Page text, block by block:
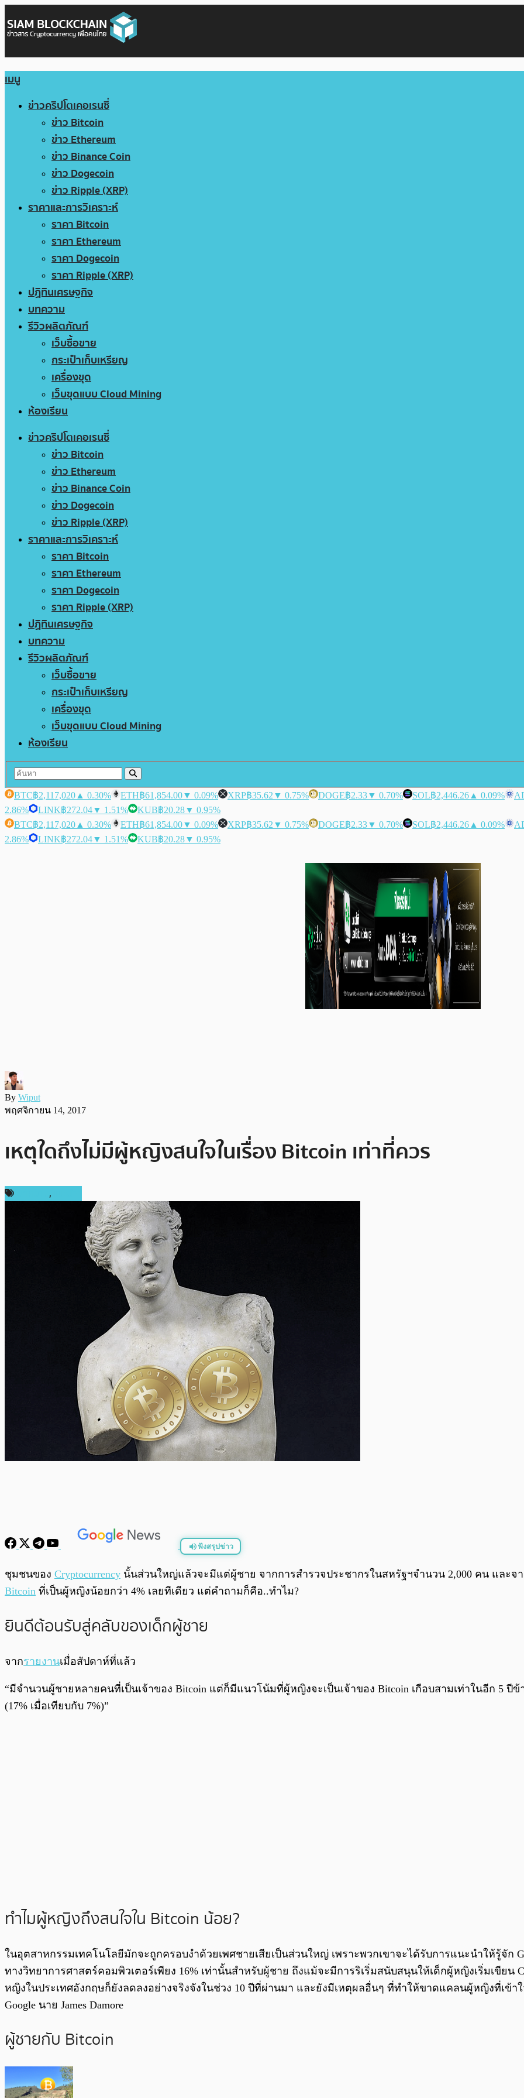
เมนู
ข่าวคริปโตเคอเรนซี่
ข่าว Bitcoin
ข่าว Ethereum
ข่าว Binance Coin
ข่าว Dogecoin
ข่าว Ripple (XRP)
ราคาและการวิเคราะห์
ราคา Bitcoin
ราคา Ethereum
ราคา Dogecoin
ราคา Ripple (XRP)
ปฏิทินเศรษฐกิจ
บทความ
รีวิวผลิตภัณฑ์
เว็บซื้อขาย
กระเป๋าเก็บเหรียญ
เครื่องขุด
เว็บขุดแบบ Cloud Mining
ห้องเรียน
ข่าวคริปโตเคอเรนซี่
ข่าว Bitcoin
ข่าว Ethereum
ข่าว Binance Coin
ข่าว Dogecoin
ข่าว Ripple (XRP)
ราคาและการวิเคราะห์
ราคา Bitcoin
ราคา Ethereum
ราคา Dogecoin
ราคา Ripple (XRP)
ปฏิทินเศรษฐกิจ
บทความ
รีวิวผลิตภัณฑ์
เว็บซื้อขาย
กระเป๋าเก็บเหรียญ
เครื่องขุด
เว็บขุดแบบ Cloud Mining
ห้องเรียน
BTC฿2,117,020 ▲ 0.30% ETH฿61,854.00▼ 0.09% XRP฿35.62 ▼ 0.75% DOGE฿2.33▼ 0.70% SOL฿2,446.26 ▲ 0.09%
2.86%
LINK฿272.04▼ 1.51% KUB฿20.28▼ 0.95%
BTC฿2,117,020 ▲ 0.30% ETH฿61,854.00▼ 0.09% XRP฿35.62 ▼ 0.75% DOGE฿2.33▼ 0.70% SOL฿2,446.26 ▲ 0.09%
2.86%
LINK฿272.04▼ 1.51% KUB฿20.28▼ 0.95%
By Wiput
พฤศจิกายน 14, 2017
เหตุใดถึงไม่มีผู้หญิงสนใจในเรื่อง Bitcoin เท่าที่ควร
,
ฟังสรุปข่าว
พร้อมเล่น
ชุมชนของ Cryptocurrency นั้นส่วนใหญ่แล้วจะมีแต่ผู้ชาย จากการสำรวจประชากรในสหรัฐฯจำนวน 2,000 คน และจ
Bitcoin ที่เป็นผู้หญิงน้อยกว่า 4% เลยทีเดียว แต่คำถามก็คือ..ทำไม?
ยินดีต้อนรับสู่คลับของเด็กผู้ชาย
จากรายงานเมื่อสัปดาห์ที่แล้ว
“มีจำนวนผู้ชายหลายคนที่เป็นเจ้าของ Bitcoin แต่ก็มีแนวโน้มที่ผู้หญิงจะเป็นเจ้าของ Bitcoin เกือบสามเท่าในอีก 5 ปี
(17% เมื่อเทียบกับ 7%)”
ทำไมผู้หญิงถึงสนใจใน Bitcoin น้อย?
ในอุตสาหกรรมเทคโนโลยีมักจะถูกครอบงำด้วยเพศชายเสียเป็นส่วนใหญ่ เพราะพวกเขาจะได้รับการแนะนำให้รู้จัก
ทางวิทยาการศาสตร์คอมพิวเตอร์เพียง 16% เท่านั้นสำหรับผู้ชาย ถึงแม้จะมีการริเริ่มสนับสนุนให้เด็กผู้หญิงเริ่มเขีย
หญิงในประเทศอังกฤษก็ยังลดลงอย่างจริงจังในช่วง 10 ปีที่ผ่านมา และยังมีเหตุผลอื่นๆ ที่ทำให้ขาดแคลนผู้หญิงที่เข้า
Google นาย James Damore
ผู้ชายกับ Bitcoin